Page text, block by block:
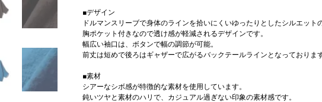
■デザイン
ドルマンスリーブで身体のラインを拾いにくいゆったりとしたシルエット
胸ポケット付きなので透け感が軽減されるデザインです。
幅広い袖口は、ボタンで幅の調節が可能。
前丈は短めで後ろはギャザーで広がるバックテールラインとなっております
■素材
シアーなシボ感が特徴的な素材を使用しています。
鈍いツヤと素材のハリで、カジュアル過ぎない印象の素材感です。